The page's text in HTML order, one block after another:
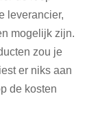
leverancier,
mogelijk zijn.
zou je
er niks aan
de kosten